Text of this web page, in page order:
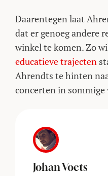
Daarentegen laat
dat er genoeg andere
winkel te komen. Zo
educatieve trajecten
Ahrendts te hinten
concerten in sommige
Johan Voets